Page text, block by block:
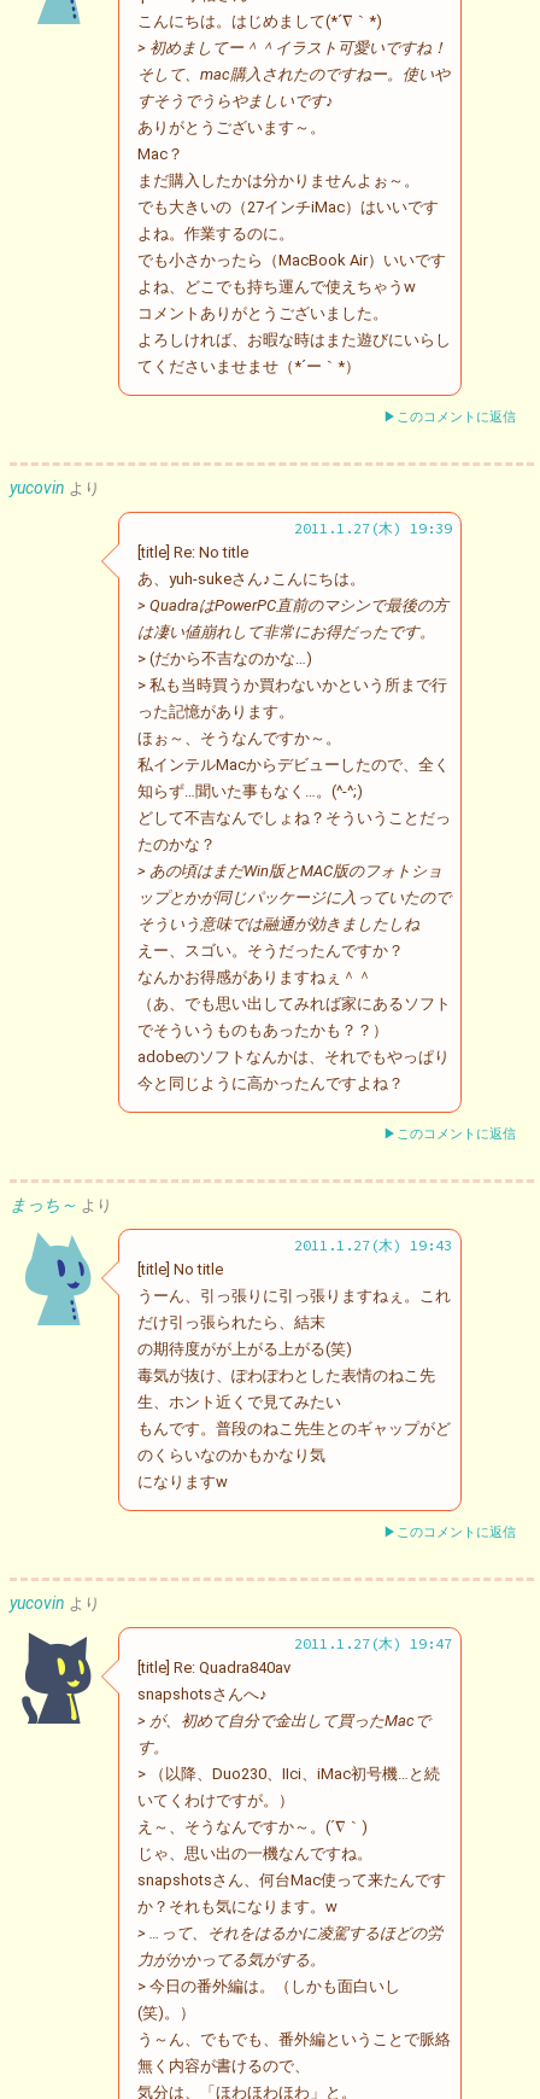
こんにちは。はじめまして(*´∇｀*)
> 初めましてー＾＾イラスト可愛いですね！
そして、mac購入されたのですねー。使いや
すそうでうらやましいです♪
ありがとうございます～。
Mac？
まだ購入したかは分かりませんよぉ～。
でも大きいの（27インチiMac）はいいです
よね。作業するのに。
でも小さかったら（MacBook Air）いいです
よね、どこでも持ち運んで使えちゃうw
コメントありがとうございました。
よろしければ、お暇な時はまた遊びにいらし
てくださいませませ（*´ー｀*）
▶このコメントに返信
yucovin より
2011.1.27(木) 19:39
[title] Re: No title
あ、yuh-sukeさん♪こんにちは。
> QuadraはPowerPC直前のマシンで最後の方
は凄い値崩れして非常にお得だったです。
> (だから不吉なのかな…)
> 私も当時買うか買わないかという所まで行
った記憶があります。
ほぉ～、そうなんですか～。
私インテルMacからデビューしたので、全く
知らず…聞いた事もなく…。(^-^;)
どして不吉なんでしょね？そういうことだっ
たのかな？
> あの頃はまだWin版とMAC版のフォトショ
ップとかが同じパッケージに入っていたので
そういう意味では融通が効きましたしね
えー、スゴい。そうだったんですか？
なんかお得感がありますねぇ＾＾
（あ、でも思い出してみれば家にあるソフト
でそういうものもあったかも？？）
adobeのソフトなんかは、それでもやっぱり
今と同じように高かったんですよね？
▶このコメントに返信
まっち～ より
2011.1.27(木) 19:43
[title] No title
うーん、引っ張りに引っ張りますねぇ。これ
だけ引っ張られたら、結末
の期待度がが上がる上がる(笑)
毒気が抜け、ぽわぽわとした表情のねこ先
生、ホント近くで見てみたい
もんです。普段のねこ先生とのギャップがど
のくらいなのかもかなり気
になりますw
▶このコメントに返信
yucovin より
2011.1.27(木) 19:47
[title] Re: Quadra840av
snapshotsさんへ♪
> が、初めて自分で金出して買ったMacで
す。
> （以降、Duo230、IIci、iMac初号機…と続
いてくわけですが。）
え～、そうなんですか～。(´∇｀)
じゃ、思い出の一機なんですね。
snapshotsさん、何台Mac使って来たんです
か？それも気になります。w
> …って、それをはるかに凌駕するほどの労
力がかかってる気がする。
> 今日の番外編は。（しかも面白いし
(笑)。）
う～ん、でもでも、番外編ということで脈絡
無く内容が書けるので、
気分は、「ほわほわほわ」と。